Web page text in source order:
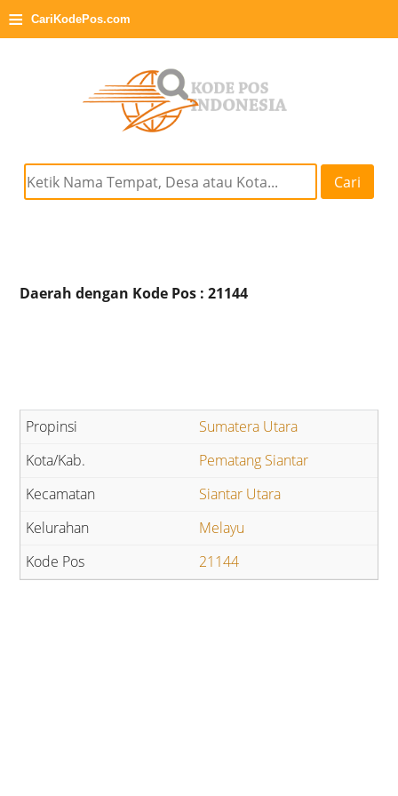
≡ CariKodePos.com
Cari
Daerah dengan Kode Pos : 21144
Sumatera Utara
Pematang Siantar
Siantar Utara
Melayu
21144